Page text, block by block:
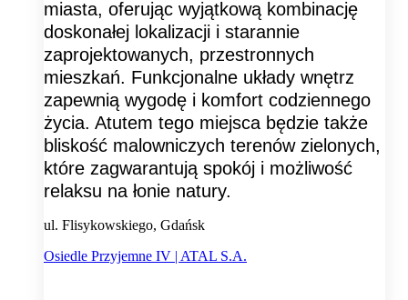
miasta, oferując wyjątkową kombinację
doskonałej lokalizacji i starannie
zaprojektowanych, przestronnych
mieszkań. Funkcjonalne układy wnętrz
zapewnią wygodę i komfort codziennego
życia. Atutem tego miejsca będzie także
bliskość malowniczych terenów zielonych,
które zagwarantują spokój i możliwość
relaksu na łonie natury.
ul. Flisykowskiego, Gdańsk
Osiedle Przyjemne IV | ATAL S.A.